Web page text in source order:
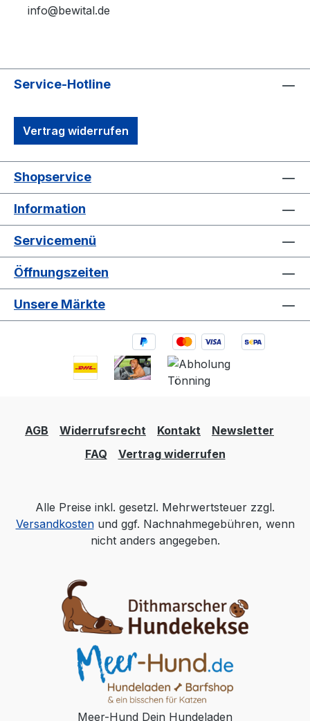
info@bewital.de
Service-Hotline
Vertrag widerrufen
Shopservice
Information
Servicemenü
Öffnungszeiten
Unsere Märkte
AGB Widerrufsrecht Kontakt
Newsletter
FAQ
Vertrag widerrufen
Alle Preise inkl. gesetzl. Mehrwertsteuer zzgl.
Versandkostenund ggf. Nachnahmegebühren, wenn
nicht anders angegeben.
Meer-Hund Dein Hundeladen